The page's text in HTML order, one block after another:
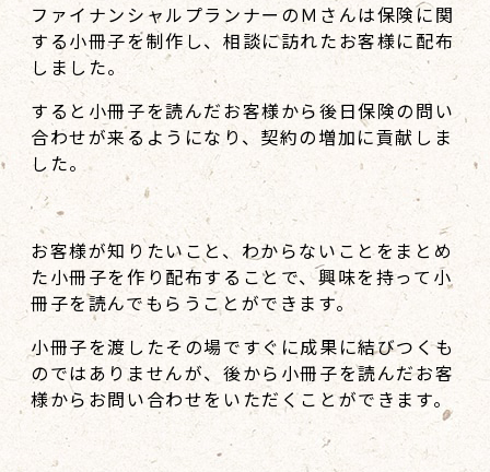
ファイナンシャルプランナーのＭさんは保険に関
する小冊子を制作し、相談に訪れたお客様に配布
しました。
すると小冊子を読んだお客様から後日保険の問い
合わせが来るようになり、契約の増加に貢献しま
した。
お客様が知りたいこと、わからないことをまとめ
た小冊子を作り配布することで、興味を持って小
冊子を読んでもらうことができます。
小冊子を渡したその場ですぐに成果に結びつくも
のではありませんが、後から小冊子を読んだお客
様からお問い合わせをいただくことができます。